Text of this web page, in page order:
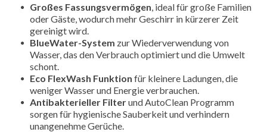
Großes Fassungsvermögen , ideal für große Familien
oder Gäste, wodurch mehr Geschirr in kürzerer Zeit
gereinigt wird.
BlueWater-System zur Wiederverwendung von
Wasser, das den Verbrauch optimiert und die Umwelt
schont.
Eco FlexWash Funktion für kleinere Ladungen, die
weniger Wasser und Energie verbrauchen.
Antibakterieller Filterund AutoClean Programm
sorgen für hygienische Sauberkeit und verhindern
unangenehme Gerüche.